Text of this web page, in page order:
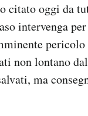
citato oggi da
intervenga
non lontano
ma